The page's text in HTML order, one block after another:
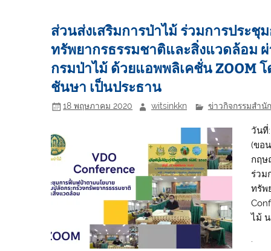
ส่วนส่งเสริมการป่าไม้ ร่วมการประ
ทรัพยากรธรรมชาติและสิ่งแวดล้อม
กรมป่าไม้ ด้วยแอพพลิเคชั่น ZOOM
ชันษา เป็นประธาน
18 พฤษภาคม 2020 witsinkkn ข่าวกิจกรรมสำนั
วันที่
(ขอ
กฤษ
ร่วม
ทรัพ
ไม้
.